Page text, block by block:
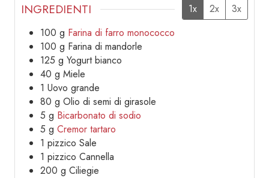
INGREDIENTI 1x 2x
3x
100 g Farina di farro monococco
100 g Farina di mandorle
125 g Yogurt bianco
40 g Miele
1 Uovo grande
80 g Olio di semi di girasole
5 g Bicarbonato di sodio
5 g Cremor tartaro
1 pizzico Sale
1 pizzico Cannella
200 g Ciliegie